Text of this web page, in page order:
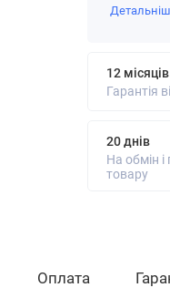
12 місяців
Гарантія
20 днів
На обмін
товару
Оплата